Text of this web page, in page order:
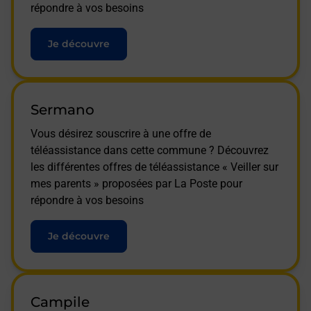
répondre à vos besoins
Je découvre
Sermano
Vous désirez souscrire à une offre de
téléassistance dans cette commune ? Découvrez
les différentes offres de téléassistance « Veiller sur
mes parents » proposées par La Poste pour
répondre à vos besoins
Je découvre
Campile